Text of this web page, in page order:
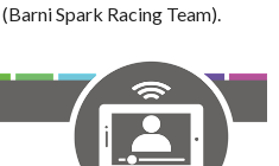
(Barni Spark Racing Team).